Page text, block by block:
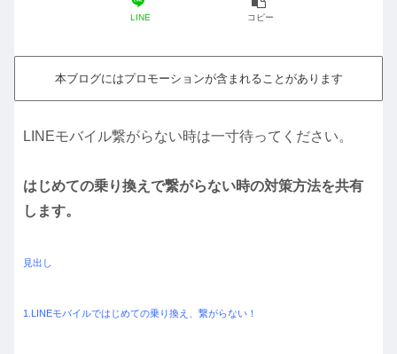
LINE コピー
本ブログにはプロモーションが含まれることがあります
LINEモバイル繋がらない時は一寸待ってください。
はじめての乗り換えで繋がらない時の対策方法を共有
します。
見出し
1.LINEモバイルではじめての乗り換え、繋がらない！